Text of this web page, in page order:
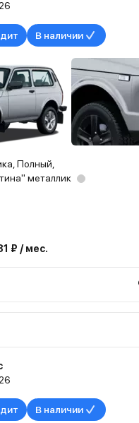
В наличии
Полный,
металлик
₽ / мес.
В наличии